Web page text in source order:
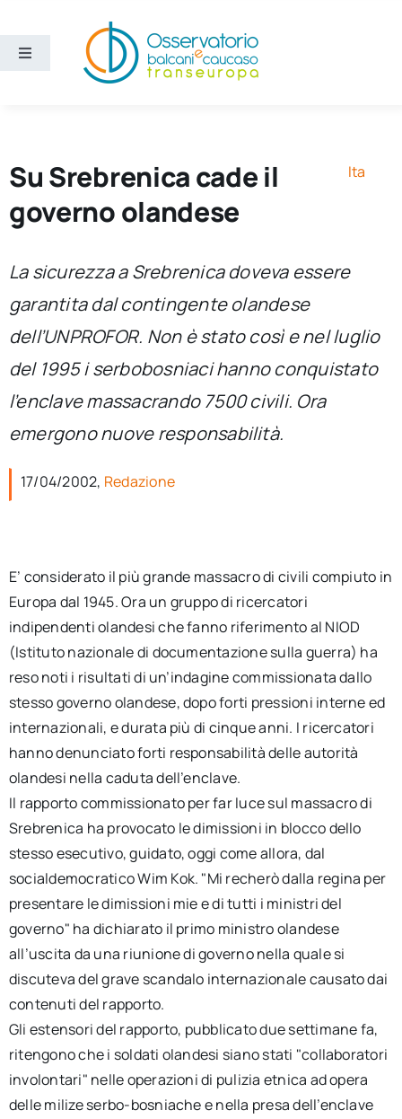
contenuto
Toggle
Ricerca e divulgazione
Sezioni
Chi siamo
per:
Su Srebrenica cade il
governo olandese
Ita
La sicurezza a Srebrenica doveva essere
garantita dal contingente olandese
dell’UNPROFOR. Non è stato così e nel luglio
del 1995 i serbobosniaci hanno conquistato
l’enclave massacrando 7500 civili. Ora
emergono nuove responsabilità.
17/04/2002, Redazione
E’ considerato il più grande massacro di civili compiuto in
Europa dal 1945. Ora un gruppo di ricercatori
indipendenti olandesi che fanno riferimento al NIOD
(Istituto nazionale di documentazione sulla guerra) ha
reso noti i risultati di un’indagine commissionata dallo
stesso governo olandese, dopo forti pressioni interne ed
internazionali, e durata più di cinque anni. I ricercatori
hanno denunciato forti responsabilità delle autorità
olandesi nella caduta dell’enclave.
Il rapporto commissionato per far luce sul massacro di
Srebrenica ha provocato le dimissioni in blocco dello
stesso esecutivo, guidato, oggi come allora, dal
socialdemocratico Wim Kok. "Mi recherò dalla regina per
presentare le dimissioni mie e di tutti i ministri del
governo" ha dichiarato il primo ministro olandese
all’uscita da una riunione di governo nella quale si
discuteva del grave scandalo internazionale causato dai
contenuti del rapporto.
Gli estensori del rapporto, pubblicato due settimane fa,
ritengono che i soldati olandesi siano stati "collaboratori
involontari" nelle operazioni di pulizia etnica ad opera
delle milize serbo-bosniache e nella presa dell’enclave